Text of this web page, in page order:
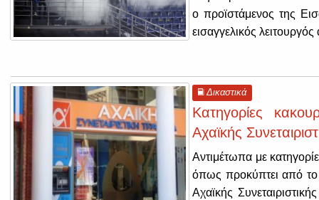
ο προϊστάμενος της
εισαγγελικός
Δικαστικά
Κατηγορίες
Αχαϊκής
Αντιμέτωπα με
όπως προκύπτει από το
Αχαϊκής